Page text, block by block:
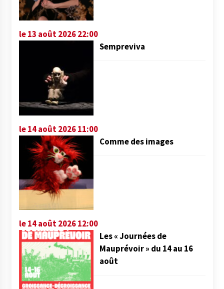
le 13 août 2026 22:00
Sempreviva
le 14 août 2026 11:00
Comme des images
le 14 août 2026 12:00
Les « Journées de
Mauprévoir » du 14 au 16
août